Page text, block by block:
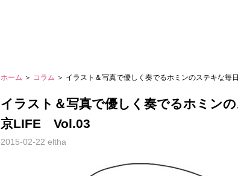
ホーム ＞ コラム ＞ イラスト＆写真で優しく奏でるホミンのステキな
イラスト＆写真で優しく奏でるホミン
京LIFE Vol.03
2015-02-22 eltha